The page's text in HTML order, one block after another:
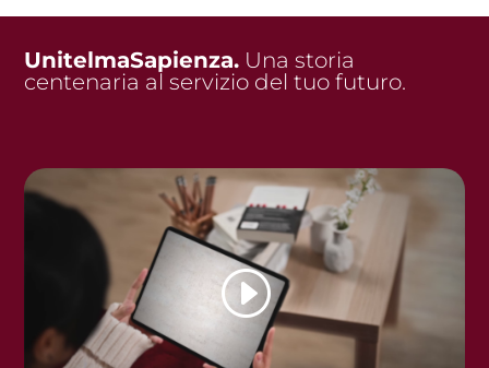
UnitelmaSapienza. Una storia
centenaria al servizio del tuo futuro.